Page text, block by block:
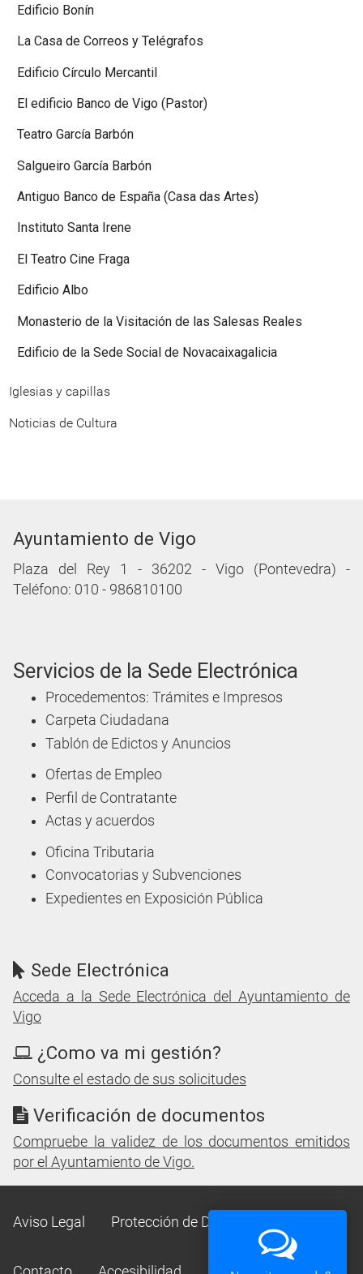
Edificio Bonín
La Casa de Correos y Telégrafos
Edificio Círculo Mercantil
El edificio Banco de Vigo (Pastor)
Teatro García Barbón
Salgueiro García Barbón
Antiguo Banco de España (Casa das Artes)
Instituto Santa Irene
El Teatro Cine Fraga
Edificio Albo
Monasterio de la Visitación de las Salesas Reales
Edificio de la Sede Social de Novacaixagalicia
Iglesias y capillas
Noticias de Cultura
Ayuntamiento de Vigo
Plaza del Rey 1 - 36202 - Vigo (Pontevedra) -
Teléfono: 010 - 986810100
Servicios de la Sede Electrónica
Procedementos: Trámites e Impresos
Carpeta Ciudadana
Tablón de Edictos y Anuncios
Ofertas de Empleo
Perfil de Contratante
Actas y acuerdos
Oficina Tributaria
Convocatorias y Subvenciones
Expedientes en Exposición Pública
Sede Electrónica
Acceda a la Sede Electrónica del Ayuntamiento de
Vigo
¿Como va mi gestión?
Consulte el estado de sus solicitudes
Verificación de documentos
Compruebe la validez de los documentos emitidos
por el Ayuntamiento de Vigo.
Aviso Legal Protección de Datos